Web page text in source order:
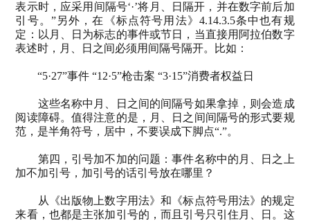
表示时，应采用间隔号‘·’将月、日隔开，并在数字前后加
引号。”另外，在《标点符号用法》 4.14.3.5条中也有规
定：以月、日为标志的事件或节日，当直接用阿拉伯数字
表述时，月、日之间必须用间隔号隔开。比如：
“5·27”事件 “12·5”枪击案 “3·15”消费者权益日
这些名称中月、日之间的间隔号如果拿掉，则会造成
阅读障碍。值得注意的是，月、日之间间隔号的形式要规
范，是半角符号，居中，不要误成下脚点“.”。
第四，引号加不加的问题：事件名称中的月、日之上
加不加引号，加引号的话引号放在哪里？
从《出版物上数字用法》和《标点符号用法》的规定
来看，也都是主张加引号的，而且引号只引住月、日。这